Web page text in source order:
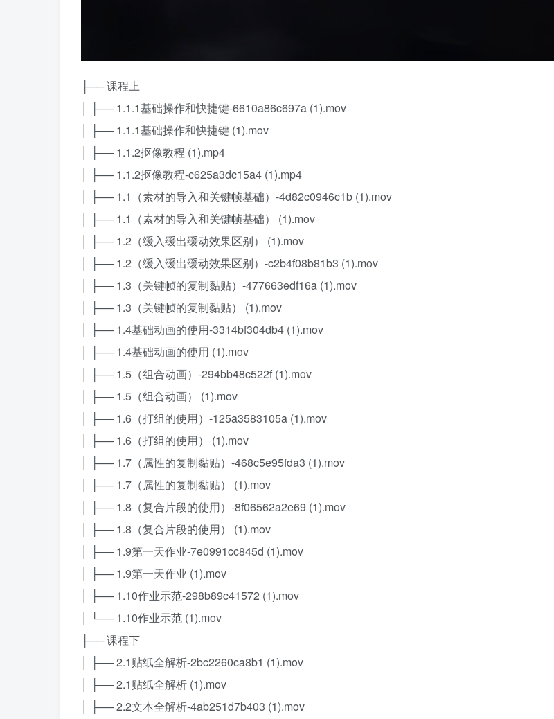
├── 课程上
│ ├── 1.1.1基础操作和快捷键-6610a86c697a (1).mov
│ ├── 1.1.1基础操作和快捷键 (1).mov
│ ├── 1.1.2抠像教程 (1).mp4
│ ├── 1.1.2抠像教程-c625a3dc15a4 (1).mp4
│ ├── 1.1（素材的导入和关键帧基础）-4d82c0946c1b (1).mov
│ ├── 1.1（素材的导入和关键帧基础） (1).mov
│ ├── 1.2（缓入缓出缓动效果区别） (1).mov
│ ├── 1.2（缓入缓出缓动效果区别）-c2b4f08b81b3 (1).mov
│ ├── 1.3（关键帧的复制黏贴）-477663edf16a (1).mov
│ ├── 1.3（关键帧的复制黏贴） (1).mov
│ ├── 1.4基础动画的使用-3314bf304db4 (1).mov
│ ├── 1.4基础动画的使用 (1).mov
│ ├── 1.5（组合动画）-294bb48c522f (1).mov
│ ├── 1.5（组合动画） (1).mov
│ ├── 1.6（打组的使用）-125a3583105a (1).mov
│ ├── 1.6（打组的使用） (1).mov
│ ├── 1.7（属性的复制黏贴）-468c5e95fda3 (1).mov
│ ├── 1.7（属性的复制黏贴） (1).mov
│ ├── 1.8（复合片段的使用）-8f06562a2e69 (1).mov
│ ├── 1.8（复合片段的使用） (1).mov
│ ├── 1.9第一天作业-7e0991cc845d (1).mov
│ ├── 1.9第一天作业 (1).mov
│ ├── 1.10作业示范-298b89c41572 (1).mov
│ └── 1.10作业示范 (1).mov
├── 课程下
│ ├── 2.1贴纸全解析-2bc2260ca8b1 (1).mov
│ ├── 2.1贴纸全解析 (1).mov
│ ├── 2.2文本全解析-4ab251d7b403 (1).mov